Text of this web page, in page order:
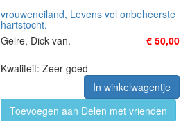
vrouweneiland, Levens vol onbeheerste
hartstocht.
Gelre, Dick van.
€ 50,00
Kwaliteit: Zeer goed
In winkelwagentje
Toevoegen aan Delen met vrienden